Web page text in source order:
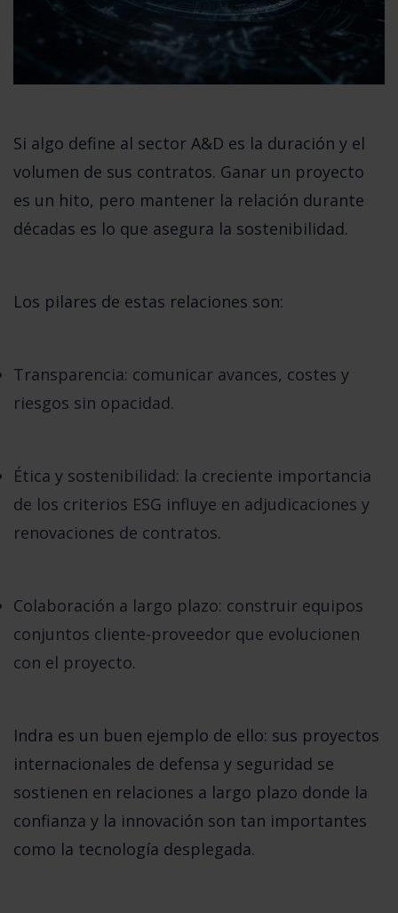
Si algo define al sector A&D es la duración y el
volumen de sus contratos. Ganar un proyecto
es un hito, pero mantener la relación durante
décadas es lo que asegura la sostenibilidad.
Los pilares de estas relaciones son:
Transparencia: comunicar avances, costes y
riesgos sin opacidad.
Ética y sostenibilidad: la creciente importancia
de los criterios ESG influye en adjudicaciones y
renovaciones de contratos.
Colaboración a largo plazo: construir equipos
conjuntos cliente-proveedor que evolucionen
con el proyecto.
Indra es un buen ejemplo de ello: sus proyectos
internacionales de defensa y seguridad se
sostienen en relaciones a largo plazo donde la
confianza y la innovación son tan importantes
como la tecnología desplegada.